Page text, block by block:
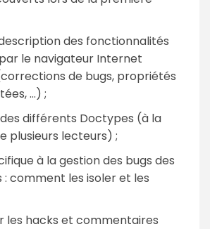
des fonctionnalités
le navigateur Internet
de bugs, propriétés
...) ;
différents Doctypes (à la
plusieurs lecteurs) ;
à la gestion des bugs des
: comment les isoler et les
les hacks et commentaires